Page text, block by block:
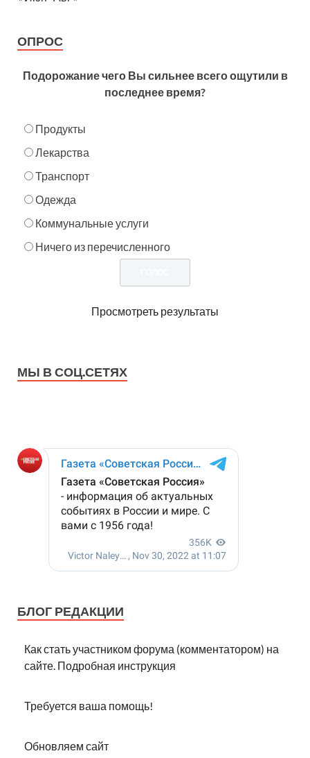
ОПРОС
Подорожание чего Вы сильнее всего ощутили в
последнее время?
Продукты
Лекарства
Транспорт
Одежда
Коммунальные услуги
Ничего из перечисленного
Просмотреть результаты
МЫ В СОЦ.СЕТЯХ
БЛОГ РЕДАКЦИИ
Как стать участником форума (комментатором) на
сайте. Подробная инструкция
Требуется ваша помощь!
Обновляем сайт